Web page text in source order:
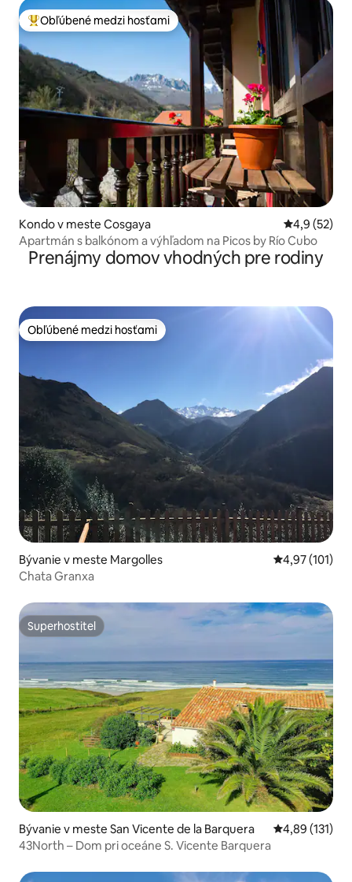
Najobľúbenejšie medzi hosťami
Obľúbené medzi hosťami
Kondo v meste Cosgaya Priemerné
4,9 (52)
Apartmán s balkónom a výhľadom na Picos by Río Cubo
Prenájmy domov vhodných pre rodiny
Obľúbené medzi hosťami
Obľúbené medzi hosťami
Bývanie v meste Margolles Priemerné
4,97 (101)
Chata Granxa
Superhostiteľ
Superhostiteľ
Bývanie v meste San Vicente de la Barquera Priemerné
4,89 (131)
43North – Dom pri oceáne S. Vicente Barquera